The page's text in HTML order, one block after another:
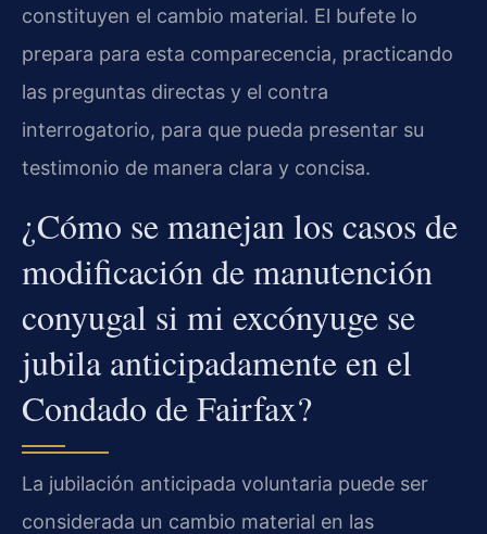
constituyen el cambio material. El bufete lo
prepara para esta comparecencia, practicando
las preguntas directas y el contra
interrogatorio, para que pueda presentar su
testimonio de manera clara y concisa.
¿Cómo se manejan los casos de
modificación de manutención
conyugal si mi excónyuge se
jubila anticipadamente en el
Condado de Fairfax?
La jubilación anticipada voluntaria puede ser
considerada un cambio material en las